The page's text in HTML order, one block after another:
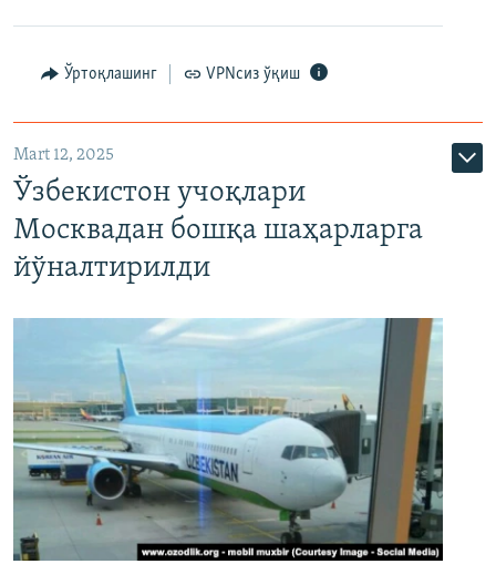
Ўртоқлашинг VPNсиз ўқиш
Mart 12, 2025
Ўзбекистон учоқлари
Москвадан бошқа шаҳарларга
йўналтирилди